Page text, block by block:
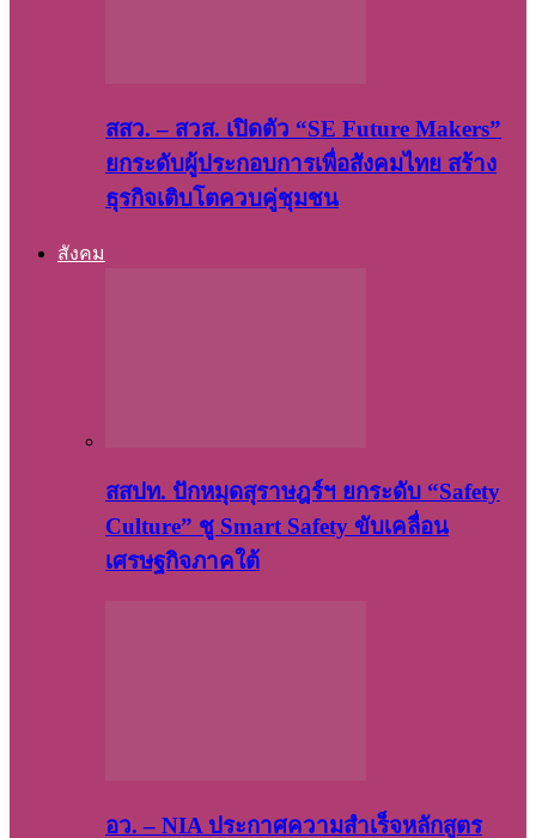
สสว. – สวส. เปิดตัว “SE Future Makers”
ยกระดับผู้ประกอบการเพื่อสังคมไทย สร้าง
ธุรกิจเติบโตควบคู่ชุมชน
สังคม
สสปท. ปักหมุดสุราษฎร์ฯ ยกระดับ “Safety
Culture” ชู Smart Safety ขับเคลื่อน
เศรษฐกิจภาคใต้
อว. – NIA ประกาศความสำเร็จหลักสูตร